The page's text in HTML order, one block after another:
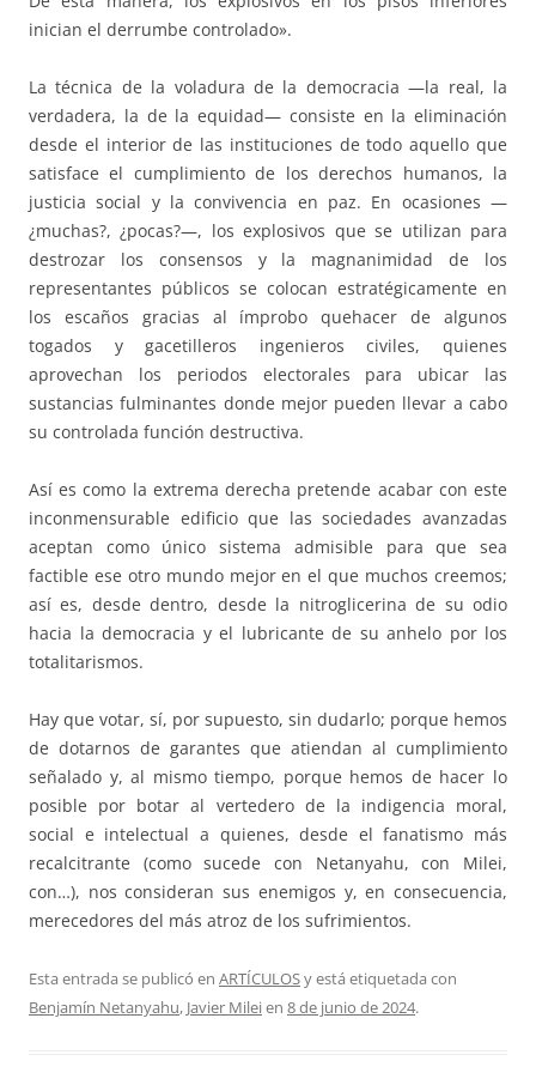
inician el derrumbe controlado».
La técnica de la voladura de la democracia —la real, la
verdadera, la de la equidad— consiste en la eliminación
desde el interior de las instituciones de todo aquello que
satisface el cumplimiento de los derechos humanos, la
justicia social y la convivencia en paz. En ocasiones —
¿muchas?, ¿pocas?—, los explosivos que se utilizan para
destrozar los consensos y la magnanimidad de los
representantes públicos se colocan estratégicamente en
los escaños gracias al ímprobo quehacer de algunos
togados y gacetilleros ingenieros civiles, quienes
aprovechan los periodos electorales para ubicar las
sustancias fulminantes donde mejor pueden llevar a cabo
su controlada función destructiva.
Así es como la extrema derecha pretende acabar con este
inconmensurable edificio que las sociedades avanzadas
aceptan como único sistema admisible para que sea
factible ese otro mundo mejor en el que muchos creemos;
así es, desde dentro, desde la nitroglicerina de su odio
hacia la democracia y el lubricante de su anhelo por los
totalitarismos.
Hay que votar, sí, por supuesto, sin dudarlo; porque hemos
de dotarnos de garantes que atiendan al cumplimiento
señalado y, al mismo tiempo, porque hemos de hacer lo
posible por botar al vertedero de la indigencia moral,
social e intelectual a quienes, desde el fanatismo más
recalcitrante (como sucede con Netanyahu, con Milei,
con…), nos consideran sus enemigos y, en consecuencia,
merecedores del más atroz de los sufrimientos.
Esta entrada se publicó en ARTÍCULOSy está etiquetada con
Benjamín Netanyahu, Javier Mileien 8 de junio de 2024.